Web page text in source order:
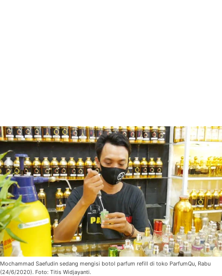
Mochammad Saefudin sedang mengisi botol parfum refill di toko ParfumQu, Rabu
(24/6/2020). Foto: Titis Widjayanti.